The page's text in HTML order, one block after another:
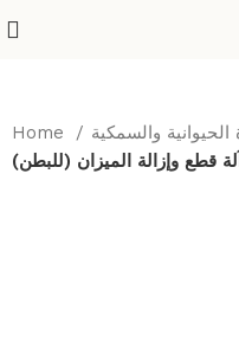
Home
آلة قطع وإزالة الميزان (للبطن)